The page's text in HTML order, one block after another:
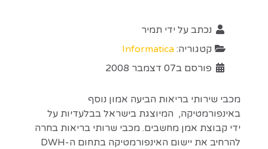
נכתב על ידי תמיר
קטגוריה: Informatica
פורסם ב07 דצמבר 2008
מכבי שירותי בריאות הביעה אמון נוסף
באינפורמטיקה, המיוצגת בישראל בבלעדיות על
ידי קבוצת אמן מחשבים. מכבי שרותי בריאות בחרה
להרחיב את יישום האינפורמטיקה בתחום ה-DWH